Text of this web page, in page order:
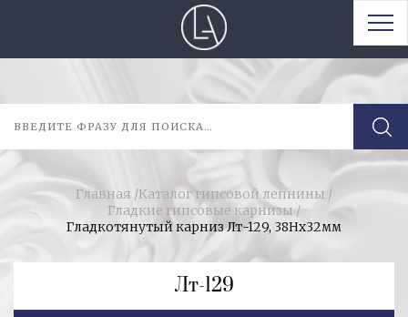
Главная /Каталог гипсовой лепнины /
Гладкие гипсовые карнизы/
Гладкотянутый карниз Лт-129, 38Нх32мм
Лт-129